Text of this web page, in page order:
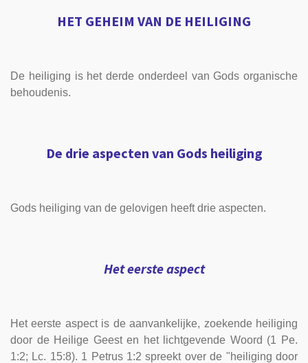
HET GEHEIM VAN DE HEILIGING
De heiliging is het derde onderdeel van Gods organische
behoudenis.
De drie aspecten van Gods heiliging
Gods heiliging van de gelovigen heeft drie aspecten.
Het eerste aspect
Het eerste aspect is de aanvankelijke, zoekende heiliging
door de Heilige Geest en het lichtgevende Woord (1 Pe.
1:2; Lc. 15:8). 1 Petrus 1:2 spreekt over de "heiliging door